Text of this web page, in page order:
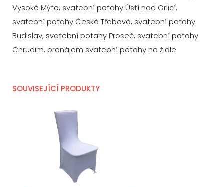
Vysoké Mýto, svatební potahy Ústí nad Orlicí,
svatební potahy Česká Třebová, svatební potahy
Budislav, svatební potahy Proseč, svatební potahy
Chrudim, pronájem svatební potahy na židle
SOUVISEJÍCÍ PRODUKTY